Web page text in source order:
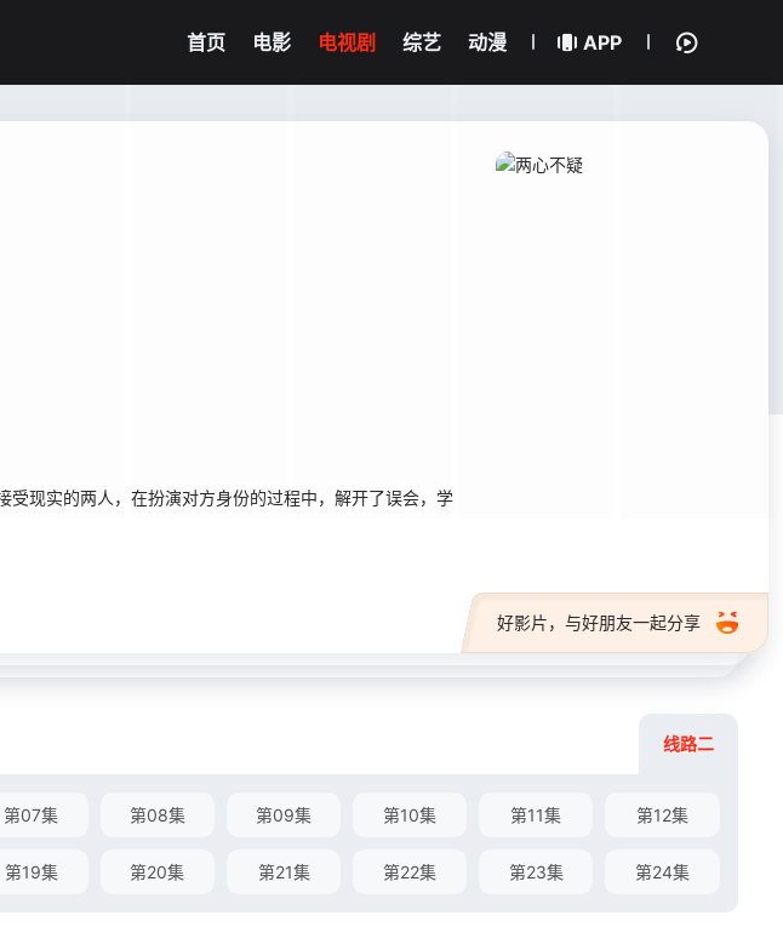
首页 电影 电视剧 综艺 动漫 APP
现实的两人，在扮演对方身份的过程中，解开了误会，学
好影片，与好朋友一起分享
线路二
第07集 第08集 第09集 第10集 第11集 第12集
第19集 第20集 第21集 第22集 第23集 第24集